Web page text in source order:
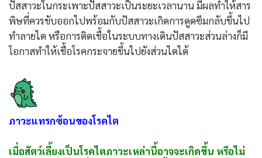
ปัสสาวะในกระเพาะปัสสาวะเป็นระยะเวลานาน มีผลทำให้สาร
พิษที่ควรขับออกไปพร้อมกับปัสสาวะเกิดการดูดซึมกลับขึ้นไป
ทำลายไต หรือการติดเชื้อในระบบทางเดินปัสสาวะส่วนล่างก็มี
โอกาสทำให้เชื้อโรคกระจายขึ้นไปยังส่วนไตได้
ภาวะแทรกซ้อนของโรคไต
เมื่อสัตว์เลี้ยงเป็นโรคไตภาวะเหล่านี้อาจจะเกิดขึ้น หรือไม่